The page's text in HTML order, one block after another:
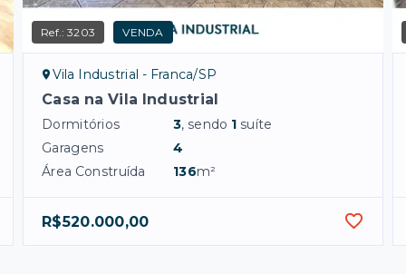
Ref.:3203 VENDA
Vila Industrial - Franca/SP
Casa na Vila Industrial
Dormitórios 3, sendo 1 suíte
Garagens
4
Área Construída
136m²
R$520.000,00